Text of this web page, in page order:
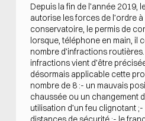
Depuis la fin de l’année 2019,
autorise les forces de l’ordre
conservatoire, le permis de
lorsque, téléphone en main, il
nombre d’infractions
infractions vient d’être
désormais applicable cette
nombre de 8 :- un mauvais
chaussée ou un changement
utilisation d’un feu clignotant